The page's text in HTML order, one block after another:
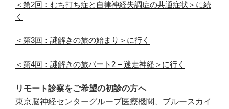
＜第2回：むち打ち症と自律神経失調症の共通症状＞に続
く
＜第3回：謎解きの旅の始まり＞に行く
＜第4回：謎解きの旅パート2 – 迷走神経＞に行く
リモート診察をご希望の初診の方へ
東京脳神経センターグループ医療機関、ブルースカイ